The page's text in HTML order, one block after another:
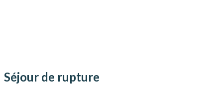
Séjour de rupture